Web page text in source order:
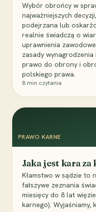
Wybór obrońcy w
najważniejszych
podejrzana lub
realnie świadczą o
uprawnienia
zasady wynagrodzenia
prawo do obrony i
polskiego prawa.
8 min czytania
PRAWO KARNE
Jaka jest kara za
Kłamstwo w sądzie to
fałszywe zeznania
miesięcy do 8 lat
karnego). Wyjaśniamy,